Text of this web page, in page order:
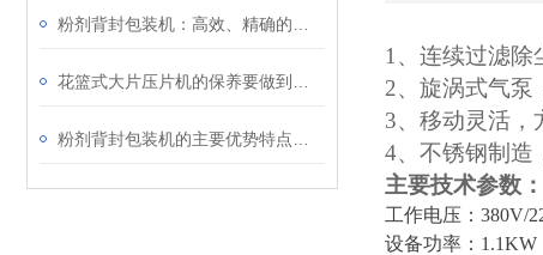
1、 连续过滤除
2、 旋涡式气泵
3、 移动灵活，
4、 不锈钢制造
主要技术参数：
工作电压： 380V/
设备功率： 1.1KW